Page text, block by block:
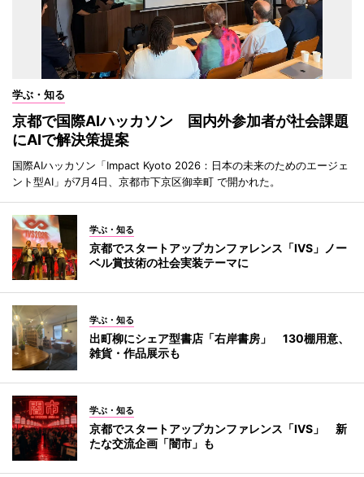
学ぶ・知る
京都で国際AIハッカソン 国内外参加者が社会課題
にAIで解決策提案
国際AIハッカソン「Impact Kyoto 2026：日本の未来のためのエージェ
ント型AI」が7月4日、京都市下京区御幸町 で開かれた。
学ぶ・知る
京都でスタートアップカンファレンス「IVS」ノー
ベル賞技術の社会実装テーマに
学ぶ・知る
出町柳にシェア型書店「右岸書房」 130棚用意、
雑貨・作品展示も
学ぶ・知る
京都でスタートアップカンファレンス「IVS」 新
たな交流企画「闇市」も